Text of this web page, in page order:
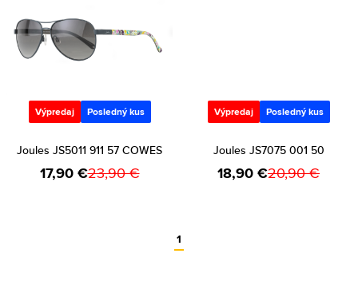
Výpredaj Posledný kus
Joules JS5011 911 57 COWES
17,90 €23,90 €
Výpredaj Posledný kus
Joules JS7075 001 50
18,90 €20,90 €
1